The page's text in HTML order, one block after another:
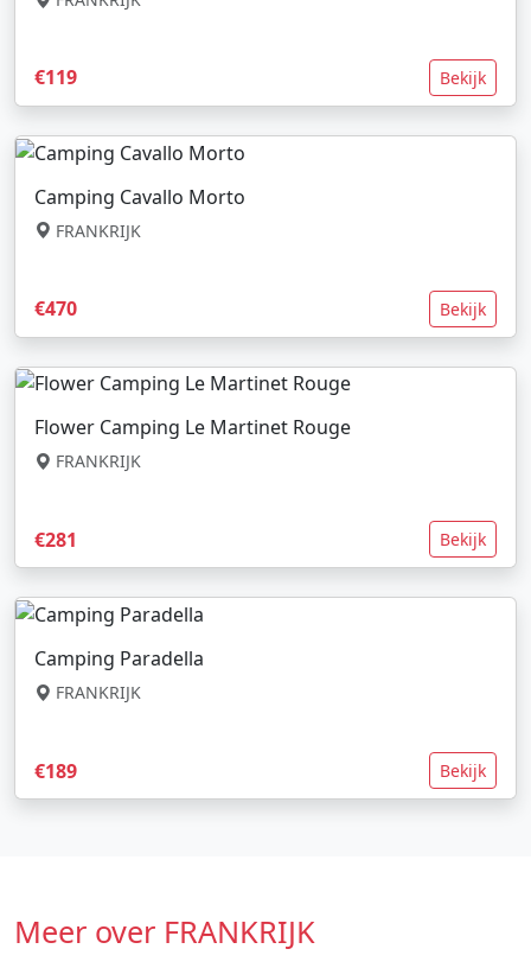
€119 Bekijk
Camping Cavallo Morto
FRANKRIJK
€470 Bekijk
Flower Camping Le Martinet Rouge
FRANKRIJK
€281 Bekijk
Camping Paradella
FRANKRIJK
€189 Bekijk
Meer over FRANKRIJK